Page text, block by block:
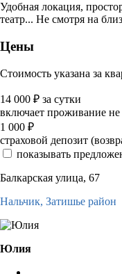
Удобная локация,
театр... Не смотря на
Цены
Стоимость указана за
14 000 ₽ за сутки
включает проживание не
1 000 ₽
страховой депозит
показывать
Балкарская улица, 67
Нальчик, Затишье район
Юлия